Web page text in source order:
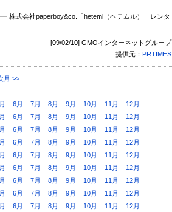
「heteml（ヘテムル）」レンタ
[09/02/10] GMOインターネットグループ
提供元： PRTIMES
月 >>
6月 7月 8月 9月 10月 11月
12月
6月 7月 8月 9月 10月 11月
12月
6月 7月 8月 9月 10月 11月
12月
6月 7月 8月 9月 10月 11月
12月
6月 7月 8月 9月 10月 11月
12月
6月 7月 8月 9月 10月 11月
12月
6月 7月 8月 9月 10月 11月
12月
6月 7月 8月 9月 10月 11月
12月
6月 7月 8月 9月 10月 11月
12月